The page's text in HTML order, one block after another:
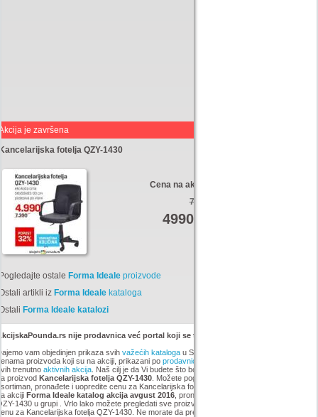
je završena
fotelja QZY-1430
Cena na akciji:
7390
4990Din
ostale Forma Idealeproizvode
artikli iz Forma Idealekataloga
Forma Ideale katalozi
nije prodavnica već portal koji se trudi da uštedi vaš novac.
vam objedinjen prikaza svih važećih katalogau Srbiji, sa popustima i sniženim
proizvoda koji su na akciji, prikazani po prodavnicama
trenutno aktivnih akcija. Naš cilj je da Vi budete što bolje informisani o popustima i ceni
proizvod Kancelarijska fotelja QZY-1430. Možete pogledati kompletan
pronađete i uopredite cenu za Kancelarijska fotelja QZY-1430 koji smo mi pronašli
akcijiForma Ideale katalog akcija avgust 2016, pronađete najjeftiniji Kancelarijska fotelja
1430 u grupi . Vrlo lako možete pregledati sve proizvode iz kategorije
za Kancelarijska fotelja QZY-1430. Ne morate da pretražujete sve sajtove za artikal